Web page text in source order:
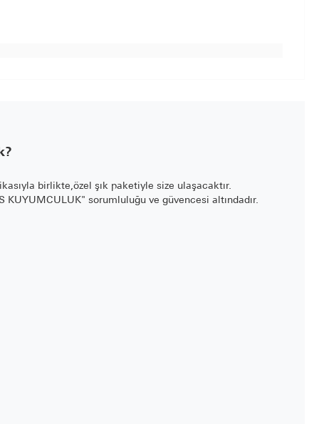
birlikte,özel şık paketiyle size ulaşacaktır.
KUYUMCULUK" sorumluluğu ve güvencesi altındadır.